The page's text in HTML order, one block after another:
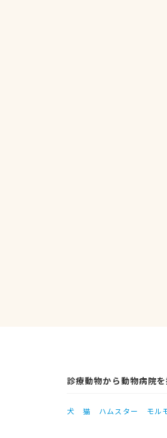
診療動物から動物病院を
犬 猫 ハムスター モル